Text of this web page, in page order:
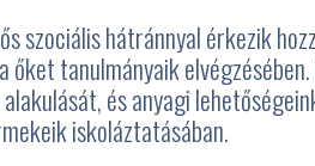
szociális hátránnyal érkezik
őket tanulmányaik
és anyagi
iskoláztatásában.